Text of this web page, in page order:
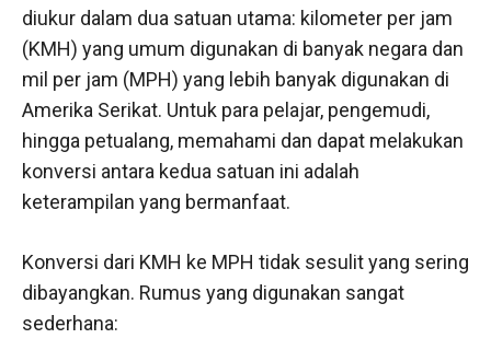
diukur dalam dua satuan utama: kilometer per jam
(KMH) yang umum digunakan di banyak negara dan
mil per jam (MPH) yang lebih banyak digunakan di
Amerika Serikat. Untuk para pelajar, pengemudi,
hingga petualang, memahami dan dapat melakukan
konversi antara kedua satuan ini adalah
keterampilan yang bermanfaat.
Konversi dari KMH ke MPH tidak sesulit yang sering
dibayangkan. Rumus yang digunakan sangat
sederhana: